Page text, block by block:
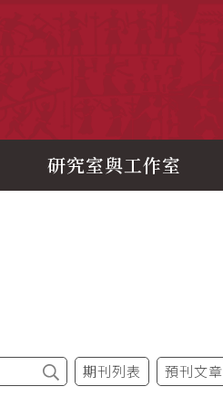
研究室與工作室
期刊列表 預刊文章